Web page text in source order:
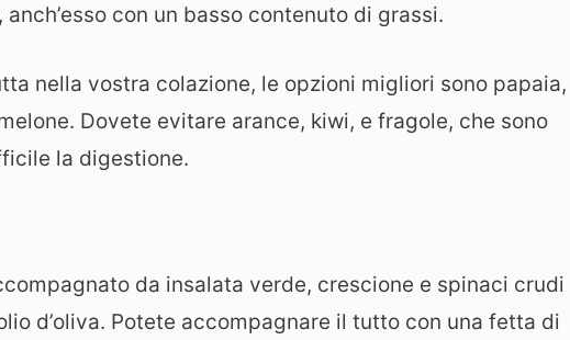
con un basso contenuto di grassi.
nella vostra colazione, le opzioni migliori sono papaia,
Dovete evitare arance, kiwi, e fragole, che sono
la digestione.
da insalata verde, crescione e spinaci crudi
d’oliva. Potete accompagnare il tutto con una fetta di